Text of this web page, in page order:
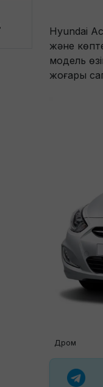
Hyundai
және
модель
жоғары
Дром